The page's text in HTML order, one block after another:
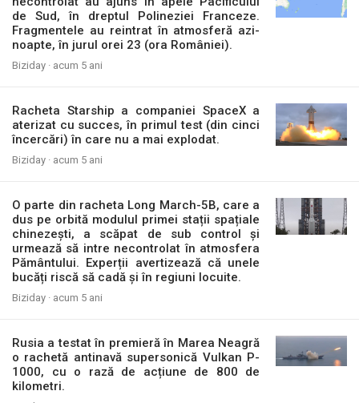
de Sud, în dreptul Polineziei Franceze.
Fragmentele au reintrat în atmosferă azi-
noapte, în jurul orei 23 (ora României).
Biziday · acum 5 ani
Racheta Starship a companiei SpaceX a
aterizat cu succes, în primul test (din cinci
încercări) în care nu a mai explodat.
Biziday · acum 5 ani
O parte din racheta Long March-5B, care a
dus pe orbită modulul primei stații spațiale
chinezești, a scăpat de sub control și
urmează să intre necontrolat în atmosfera
Pământului. Experții avertizează că unele
bucăți riscă să cadă și în regiuni locuite.
Biziday · acum 5 ani
Rusia a testat în premieră în Marea Neagră
o rachetă antinavă supersonică Vulkan P-
1000, cu o rază de acțiune de 800 de
kilometri.